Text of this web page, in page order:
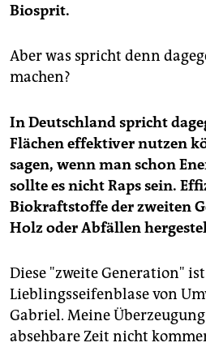
Biosprit.
Aber was spricht denn
machen?
In Deutschland spricht
Flächen effektiver nutzen
sagen, wenn man schon
sollte es nicht Raps sein.
Biokraftstoffe der zweiten
Holz oder Abfällen
Diese "zweite Generation"
Lieblingsseifenblase von
Gabriel. Meine
absehbare Zeit nicht